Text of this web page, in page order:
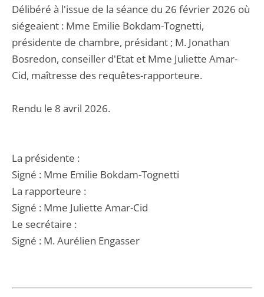
Délibéré à l'issue de la séance du 26 février 2026 où
siégeaient : Mme Emilie Bokdam-Tognetti,
présidente de chambre, présidant ; M. Jonathan
Bosredon, conseiller d'Etat et Mme Juliette Amar-
Cid, maîtresse des requêtes-rapporteure.
Rendu le 8 avril 2026.
La présidente :
Signé : Mme Emilie Bokdam-Tognetti
La rapporteure :
Signé : Mme Juliette Amar-Cid
Le secrétaire :
Signé : M. Aurélien Engasser